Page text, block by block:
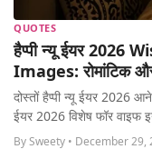
CONTACT NAME
MORE
QUOTES
हैप्पी न्यू ईयर
Images: रोमांटिक
दोस्तों हैप्पी न्यू ईयर 2026
ईयर 2026 विशेष फॉर वाइफ
By Sweety • December 29,